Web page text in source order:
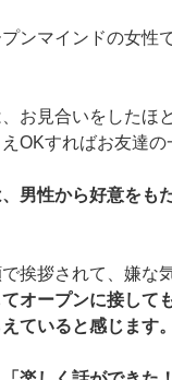
ンマインドの女性で
お見合いをしたほ
OKすればお友達
男性から好意をも
挨拶されて、嫌な
オープンに接して
ていると感じます。